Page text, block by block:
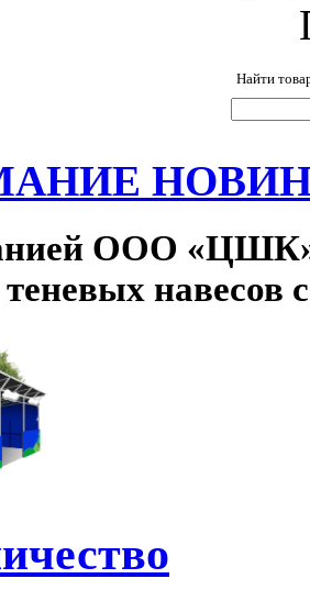
Найти
ООО «ЦШК»
теневых навесов